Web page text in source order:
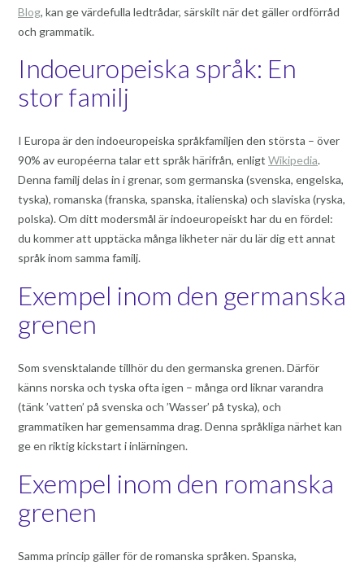
Blog, kan ge värdefulla ledtrådar, särskilt när det gäller ordförråd
och grammatik.
Indoeuropeiska språk: En
stor familj
I Europa är den indoeuropeiska språkfamiljen den största – över
90% av européerna talar ett språk härifrån, enligt Wikipedia.
Denna familj delas in i grenar, som germanska (svenska, engelska,
tyska), romanska (franska, spanska, italienska) och slaviska (ryska,
polska). Om ditt modersmål är indoeuropeiskt har du en fördel:
du kommer att upptäcka många likheter när du lär dig ett annat
språk inom samma familj.
Exempel inom den germanska
grenen
Som svensktalande tillhör du den germanska grenen. Därför
känns norska och tyska ofta igen – många ord liknar varandra
(tänk ’vatten’ på svenska och ’Wasser’ på tyska), och
grammatiken har gemensamma drag. Denna språkliga närhet kan
ge en riktig kickstart i inlärningen.
Exempel inom den romanska
grenen
Samma princip gäller för de romanska språken. Spanska,